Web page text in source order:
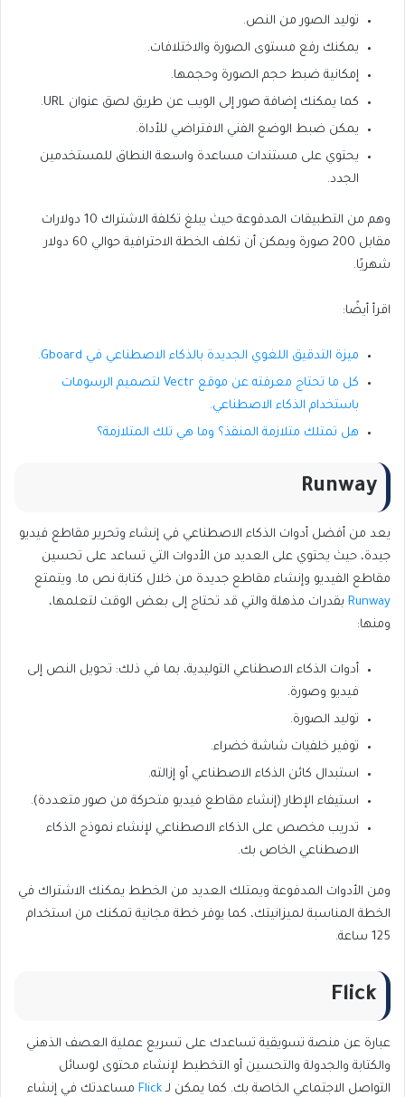
توليد الصور من النص.
يمكنك رفع مستوى الصورة والاختلافات.
إمكانية ضبط حجم الصورة وحجمها.
كما يمكنك إضافة صور إلى الويب عن طريق لصق عنوان URL.
يمكن ضبط الوضع الفني الافتراضي للأداة.
يحتوي على مستندات مساعدة واسعة النطاق للمستخدمين
الجدد.
وهم من التطبيقات المدفوعة حيث يبلغ تكلفة الاشتراك 10 دولارات
مقابل 200 صورة ويمكن أن تكلف الخطة الاحترافية حوالي 60 دولار
شهريًا.
اقرأ أيضًا:
ميزة التدقيق اللغوي الجديدة بالذكاء الاصطناعي في Gboard.
كل ما تحتاج معرفته عن موقع Vectr لتصميم الرسومات
باستخدام الذكاء الاصطناعي.
هل تمتلك متلازمة المنقذ؟ وما هي تلك المتلازمة؟
Runway
يعد من أفضل أدوات الذكاء الاصطناعي في إنشاء وتحرير مقاطع فيديو
جيدة، حيث يحتوي على العديد من الأدوات التي تساعد على تحسين
مقاطع الفيديو وإنشاء مقاطع جديدة من خلال كتابة نص ما. ويتمتع
Runway بقدرات مذهلة والتي قد تحتاج إلى بعض الوقت لتعلمها،
ومنها:
أدوات الذكاء الاصطناعي التوليدية، بما في ذلك: تحويل النص إلى
فيديو وصورة.
توليد الصورة.
توفير خلفيات شاشة خضراء.
استبدال كائن الذكاء الاصطناعي أو إزالته.
استيفاء الإطار (إنشاء مقاطع فيديو متحركة من صور متعددة).
تدريب مخصص على الذكاء الاصطناعي لإنشاء نموذج الذكاء
الاصطناعي الخاص بك.
ومن الأدوات المدفوعة ويمتلك العديد من الخطط يمكنك الاشتراك في
الخطة المناسبة لميزانيتك، كما يوفر خطة مجانية تمكنك من استخدام
125 ساعة.
Flick
عبارة عن منصة تسويقية تساعدك على تسريع عملية العصف الذهني
والكتابة والجدولة والتحسين أو التخطيط لإنشاء محتوى لوسائل
التواصل الاجتماعي الخاصة بك. كما يمكن لـ Flick مساعدتك في إنشاء